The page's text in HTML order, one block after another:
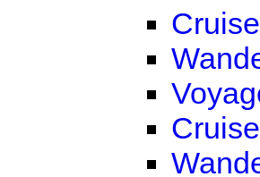
Cruise